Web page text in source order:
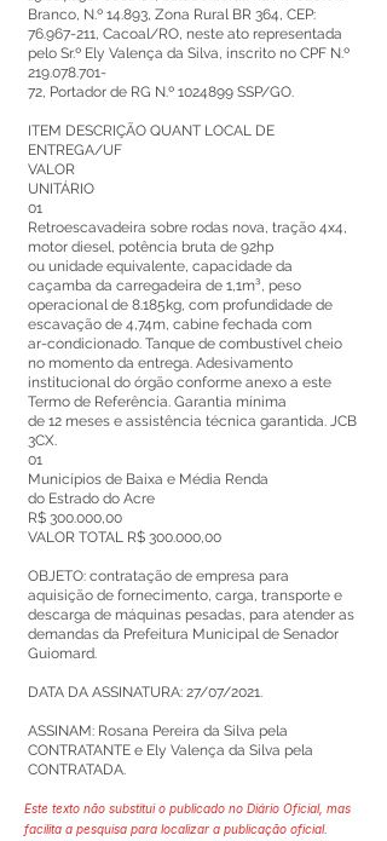
Branco, N.º 14.893, Zona Rural BR 364, CEP:
76.967-211, Cacoal/RO, neste ato representada
pelo Sr.º Ely Valença da Silva, inscrito no CPF N.º
219.078.701-
72, Portador de RG N.º 1024899 SSP/GO.
ITEM DESCRIÇÃO QUANT LOCAL DE
ENTREGA/UF
VALOR
UNITÁRIO
01
Retroescavadeira sobre rodas nova, tração 4x4,
motor diesel, potência bruta de 92hp
ou unidade equivalente, capacidade da
caçamba da carregadeira de 1,1m³, peso
operacional de 8.185kg, com profundidade de
escavação de 4,74m, cabine fechada com
ar-condicionado. Tanque de combustível cheio
no momento da entrega. Adesivamento
institucional do órgão conforme anexo a este
Termo de Referência. Garantia mínima
de 12 meses e assistência técnica garantida. JCB
3CX.
01
Municípios de Baixa e Média Renda
do Estrado do Acre
R$ 300.000,00
VALOR TOTAL R$ 300.000,00
OBJETO: contratação de empresa para
aquisição de fornecimento, carga, transporte e
descarga de máquinas pesadas, para atender as
demandas da Prefeitura Municipal de Senador
Guiomard.
DATA DA ASSINATURA: 27/07/2021.
ASSINAM: Rosana Pereira da Silva pela
CONTRATANTE e Ely Valença da Silva pela
CONTRATADA.
Este texto não substitui o publicado no Diário Oficial, mas
facilita a pesquisa para localizar a publicação oficial.